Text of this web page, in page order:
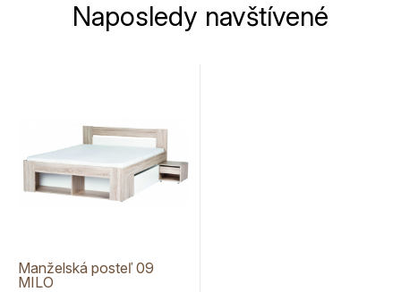
Naposledy navštívené
Manželská posteľ 09
MILO